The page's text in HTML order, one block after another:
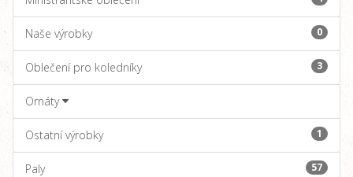
Naše výrobky 0
Oblečení pro koledníky 3
Ornáty
Ostatní výrobky 1
Paly 57